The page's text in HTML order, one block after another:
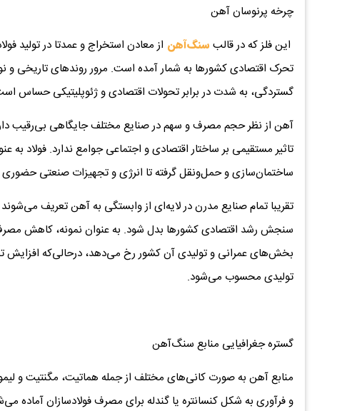
چرخه پرنوسان آهن
این فلز که در قالب سنگ‌آهن از معادن استخراج و عمدتا در
تحرک اقتصادی کشورها به شمار آمده است. مرور روندهای تاریخی و
گستردگی، به شدت در برابر تحولات اقتصادی و ژئوپلیتیکی حساس
آهن از نظر حجم مصرف و سهم در صنایع مختلف جایگاهی بی‌رقیب
تاثیر مستقیمی بر ساختار اقتصادی و اجتماعی جوامع ندارد. فولاد
ساختمان‌سازی و حمل‌ونقل گرفته تا انرژی و تجهیزات صنعتی حضوری
تقریبا تمام صنایع مدرن در لایه‌ای از وابستگی به آهن تعریف
سنجش رشد اقتصادی کشورها بدل شود. به عنوان نمونه، کاهش
بخش‌های عمرانی و تولیدی آن کشور رخ می‌دهد، درحالی‌که
تولیدی محسوب می‌شود.
گستره جغرافیایی منابع سنگ‌آهن
منابع آهن به صورت کانی‌های مختلف از جمله هماتیت، مگنتیت و
و فرآوری به شکل کنسانتره یا گندله برای مصرف فولادسازان